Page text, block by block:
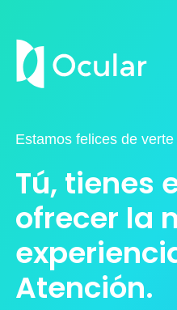
Estamos felices de
Tú, tienes
ofrecer la
Atención.